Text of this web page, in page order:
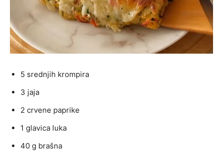
5 srednjih krompira
3 jaja
2 crvene paprike
1 glavica luka
40 g brašna